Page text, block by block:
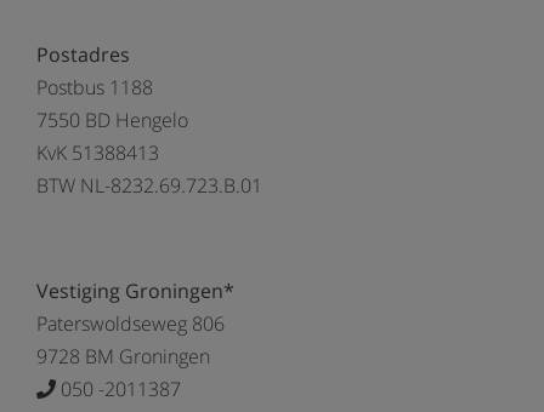
Postadres
Postbus 1188
7550 BD Hengelo
KvK 51388413
BTW NL-8232.69.723.B.01
Vestiging Groningen*
Paterswoldseweg 806
9728 BM Groningen
050 -2011387